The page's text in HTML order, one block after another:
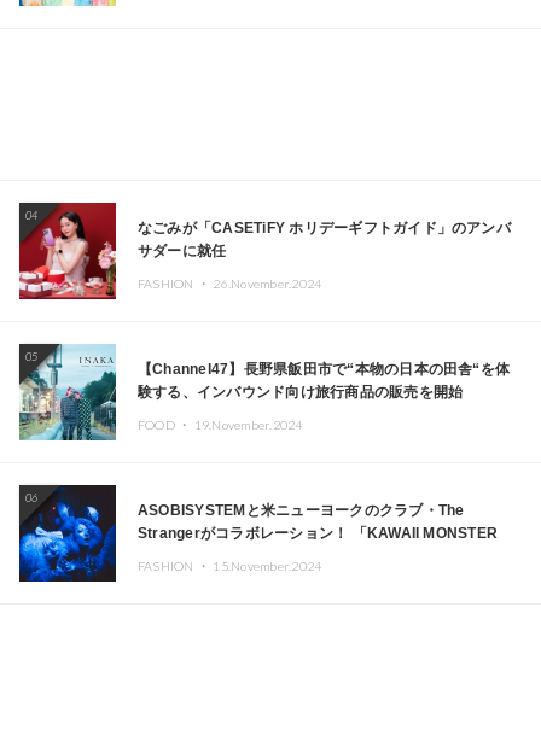
04
なごみが「CASETiFY ホリデーギフトガイド」のアンバ
サダーに就任
FASHION ・ 26.November.2024
05
【Channel47】長野県飯田市で“本物の日本の田舎“を体
験する、インバウンド向け旅行商品の販売を開始
FOOD ・ 19.November.2024
06
ASOBISYSTEMと米ニューヨークのクラブ・The
Strangerがコラボレーション！ 「KAWAII MONSTER
FASHION ・ 15.November.2024